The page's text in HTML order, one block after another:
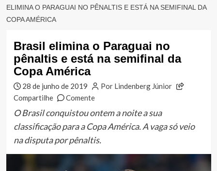
ELIMINA O PARAGUAI NO PÊNALTIS E ESTÁ NA SEMIFINAL DA
COPA AMÉRICA
Brasil elimina o Paraguai no
pênaltis e está na semifinal da
Copa América
28 de junho de 2019
Por Lindenberg Júnior
Compartilhe
Comente
O Brasil conquistou ontem a noite a sua
classificação para a Copa América. A vaga só veio
na disputa por pênaltis.